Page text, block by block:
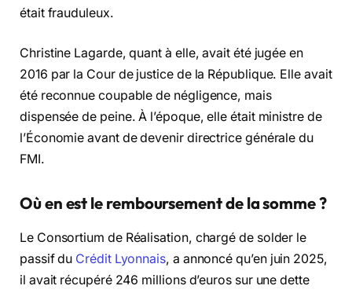
était frauduleux.
Christine Lagarde, quant à elle, avait été jugée en
2016 par la Cour de justice de la République. Elle avait
été reconnue coupable de négligence, mais
dispensée de peine. À l’époque, elle était ministre de
l’Économie avant de devenir directrice générale du
FMI.
Où en est le remboursement de la somme ?
Le Consortium de Réalisation, chargé de solder le
passif du Crédit Lyonnais, a annoncé qu’en juin 2025,
il avait récupéré 246 millions d’euros sur une dette